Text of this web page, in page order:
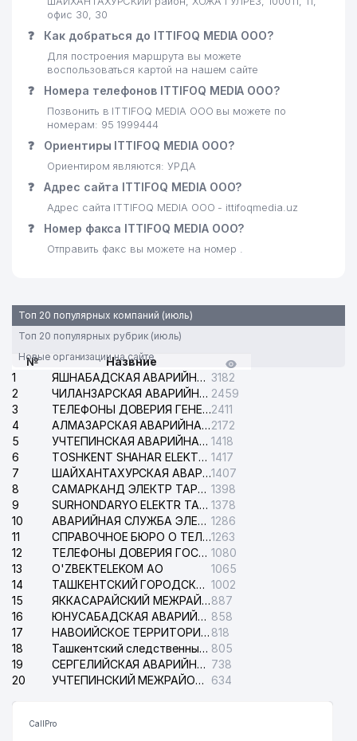
РЫНКА И РАЗВИТИЮ
23 INOVA SOLUTION ООО
24
МИНИСТЕРСТВО
СТРОИТЕЛЬСТВА РЕСПУБЛИКИ
УЗБЕКИСТАН
25
НАЦИОНАЛЬНЫЙ
ОЛИМПИЙСКИЙ КОМИТЕТ
УЗБЕКИСТАНА
26 URAMA KULCHA ООО 743 м
АКАДЕМИЧЕСКИЙ ЛИЦЕЙ ПРИ
ТАШКЕНТСКОМ
УНИВЕРСИТЕТЕ (ТашГЮИ)
28 DORI-DARMON HCP ООО
ГОСУДАРСТВЕННЫЙ ТЕАТР
ЮНОГО ЗРИТЕЛЯ
O'ZBEKTELEKOM АО
МУМИНОВ Ж.Х. ИндП
МУЗЕЙ ОЛИМПИЙСКОЙ СЛАВЫ
GULSHAN STOM ЧП
ПОСОЛЬСТВО ФЕДЕРАТИВНОЙ
РЕСПУБЛИКИ ГЕРМАНИЯ
ГОСУДАРСТВЕННАЯ
КОНСЕРВАТОРИЯ
УЗБЕКИСТАНА (ГКУз)
ГОСУДАРСТВЕННЫЙ
НАЛОГОВЫЙ КОМИТЕТ
РЕСПУБЛИКИ УЗБЕКИСТАН
офис 30, 30
❓ Как добраться до ITTIFOQ MEDIA ООО?
Для построения маршрута вы можете
воспользоваться картой на нашем сайте
❓ Номера телефонов ITTIFOQ MEDIA ООО?
Позвонить в ITTIFOQ MEDIA ООО вы можете по
номерам: 95 1999444
❓ Ориентиры ITTIFOQ MEDIA ООО?
Ориентиром являются: УРДА
❓ Адрес сайта ITTIFOQ MEDIA ООО?
Адрес сайта ITTIFOQ MEDIA ООО - ittifoqmedia.uz
❓ Номер факса ITTIFOQ MEDIA ООО?
Отправить факс вы можете на номер .
Топ 20 популярных компаний (июль)
Топ 20 популярных рубрик (июль)
Новые организации на сайте
№
Назвние
1
ЯШНАБАДСКАЯ АВАРИЙНАЯ СЛУЖБА ЭЛЕКТРОСЕТИ 3182
2
ЧИЛАНЗАРСКАЯ АВАРИЙНАЯ СЛУЖБА ЭЛЕКТРОСЕТИ 2459
3
ТЕЛЕФОНЫ ДОВЕРИЯ ГЕНЕРАЛЬНОЙ ПРОКУРАТУРЫ РЕСПУБЛИКИ УЗБЕКИСТАН2411
4
АЛМАЗАРСКАЯ АВАРИЙНАЯ СЛУЖБА ЭЛЕКТРОСЕТИ2172
5
УЧТЕПИНСКАЯ АВАРИЙНАЯ СЛУЖБА ЭЛЕКТРОСЕТИ 1418
6
TOSHKENT SHAHAR ELEKTR TARMOQLARI KORXONASI АО 1417
7
ШАЙХАНТАХУРСКАЯ АВАРИЙНАЯ СЛУЖБА ЭЛЕКТРОСЕТИ1407
8
САМАРКАНД ЭЛЕКТР ТАРМОКЛАРИ АО 1398
9
SURHONDARYO ELEKTR TARMOKLARI АО 1378
10
АВАРИЙНАЯ СЛУЖБА ЭЛЕКТРОСЕТИ ТАШКЕНТСКОГО РАЙОНА 1286
11
СПРАВОЧНОЕ БЮРО О ТЕЛЕФОНАХ ОРГАНИЗАЦИЙ г. ТАШКЕНТА1263
12
ТЕЛЕФОНЫ ДОВЕРИЯ ГОСУДАРСТВЕННОГО ЦЕНТРА ТЕСТИРОВАНИЯ 1080
13
O'ZBEKTELEKOM АО
1065
14
ТАШКЕНТСКИЙ ГОРОДСКОЙ СУД ПО ГРАЖДАНСКИМ ДЕЛАМ 1002
15
ЯККАСАРАЙСКИЙ МЕЖРАЙОННЫЙ СУД ПО ГРАЖДАНСКИМ ДЕЛАМ887
16
ЮНУСАБАДСКАЯ АВАРИЙНАЯ СЛУЖБА ЭЛЕКТРОСЕТИ 858
17
НАВОИЙСКОЕ ТЕРРИТОРИАЛЬНОЕ ПРЕДПРИЯТИЕ ЭЛЕКТРОСЕТИ АО 818
18
Ташкентский следственный изолятор 805
19
СЕРГЕЛИЙСКАЯ АВАРИЙНАЯ СЛУЖБА ЭЛЕКТРОСЕТИ 738
20
УЧТЕПИНСКИЙ МЕЖРАЙОННЫЙ СУД ПО ГРАЖДАНСКИМ ДЕЛАМ 634
CallPro